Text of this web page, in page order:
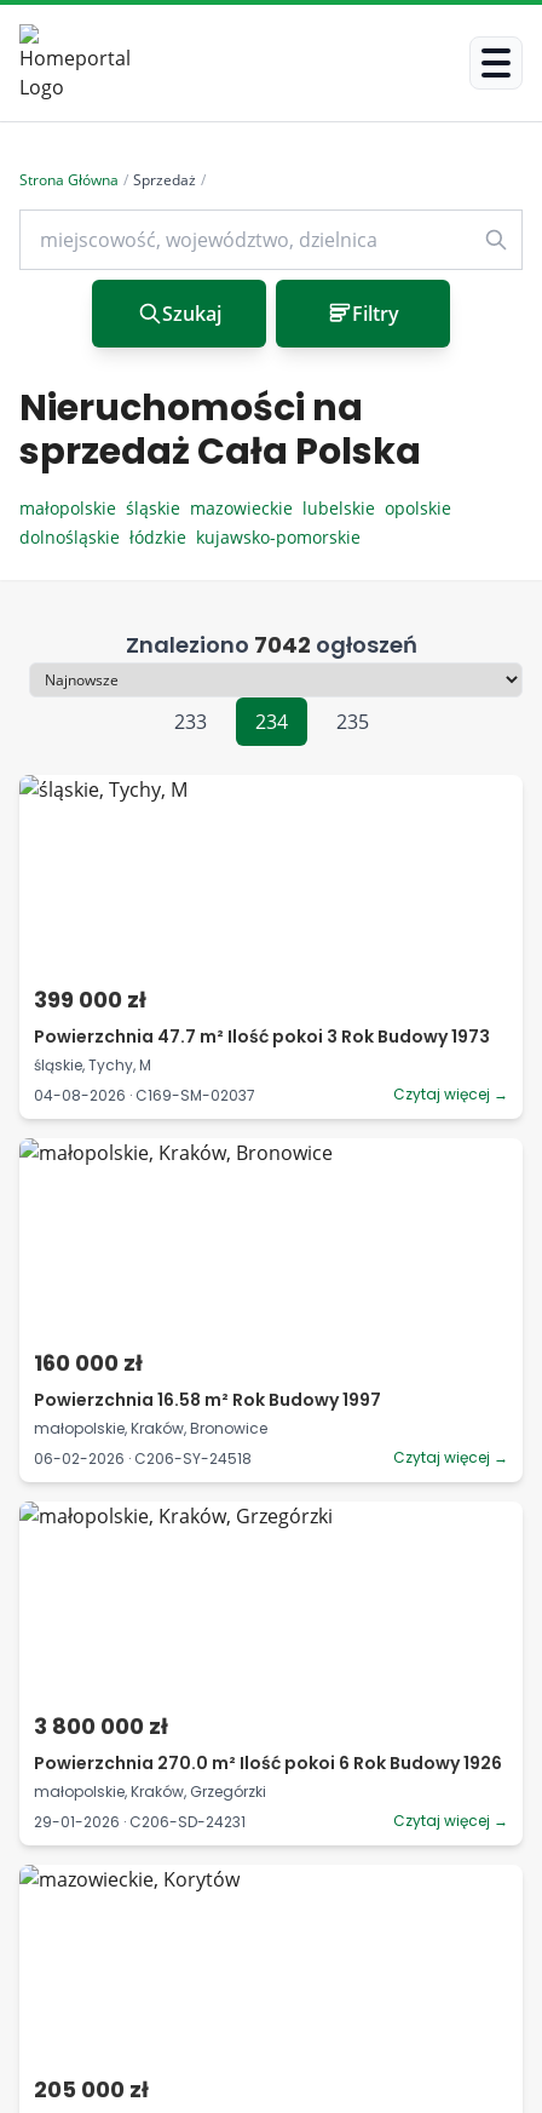
Strona Główna / Sprzedaż /
Szukaj Filtry
Nieruchomości na
sprzedaż Cała Polska
małopolskie śląskie mazowieckie lubelskie opolskie
dolnośląskie łódzkie kujawsko-pomorskie
Znaleziono 7042 ogłoszeń
Sortowanie
233
234 235
399 000 zł
Powierzchnia 47.7 m² Ilość pokoi 3 Rok Budowy 1973
śląskie, Tychy, M
04-08-2026 · C169-SM-02037
Czytaj więcej →
160 000 zł
Powierzchnia 16.58 m² Rok Budowy 1997
małopolskie, Kraków, Bronowice
06-02-2026 · C206-SY-24518
Czytaj więcej →
3 800 000 zł
Powierzchnia 270.0 m² Ilość pokoi 6 Rok Budowy 1926
małopolskie, Kraków, Grzegórzki
29-01-2026 · C206-SD-24231
Czytaj więcej →
205 000 zł